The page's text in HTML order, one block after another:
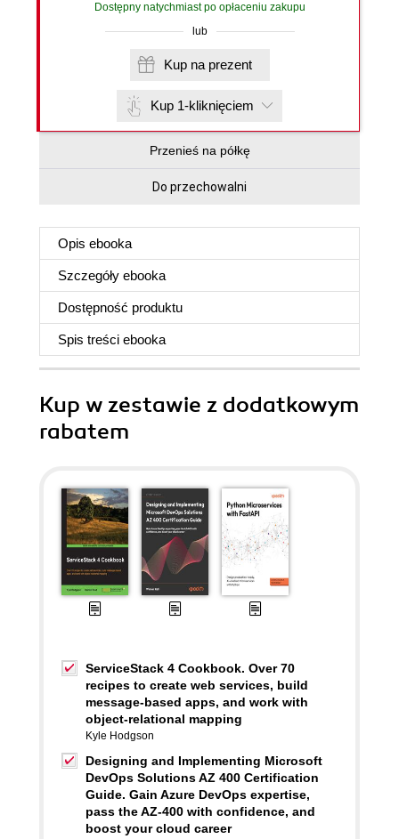
Dostępny natychmiast po opłaceniu zakupu
lub
Kup na prezent
Kup 1-kliknięciem
Przenieś na półkę
Do przechowalni
Opis ebooka
Szczegóły ebooka
Dostępność produktu
Spis treści ebooka
Kup w zestawie z dodatkowym
rabatem
ServiceStack 4 Cookbook. Over 70
recipes to create web services, build
message-based apps, and work with
object-relational mapping
Kyle Hodgson
Designing and Implementing Microsoft
DevOps Solutions AZ 400 Certification
Guide. Gain Azure DevOps expertise,
pass the AZ-400 with confidence, and
boost your cloud career